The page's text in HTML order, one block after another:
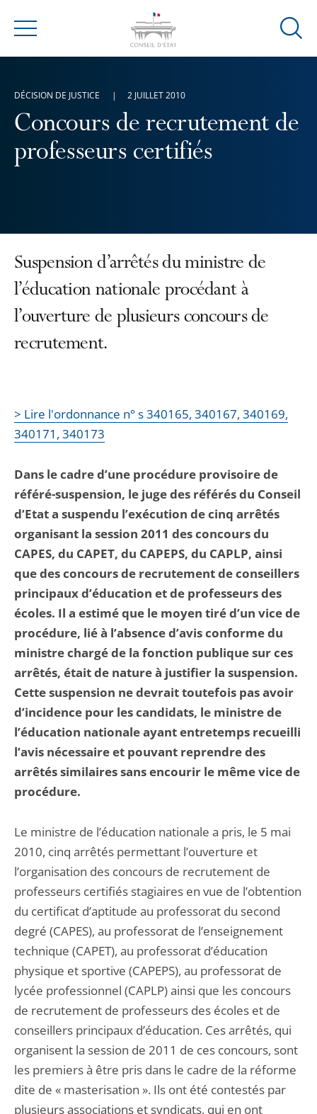
Menu
Ouvrir
Concours de recrutement de
professeurs certifiés
DÉCISION DE JUSTICE 2 JUILLET 2010
Suspension d’arrêtés du ministre de
l’éducation nationale procédant à
l’ouverture de plusieurs concours de
recrutement.
> Lire l'ordonnance n° s 340165, 340167, 340169,
340171, 340173
Dans le cadre d’une procédure provisoire de
référé-suspension, le juge des référés du Conseil
d’Etat a suspendu l’exécution de cinq arrêtés
organisant la session 2011 des concours du
CAPES, du CAPET, du CAPEPS, du CAPLP, ainsi
que des concours de recrutement de conseillers
principaux d’éducation et de professeurs des
écoles. Il a estimé que le moyen tiré d’un vice de
procédure, lié à l’absence d’avis conforme du
ministre chargé de la fonction publique sur ces
arrêtés, était de nature à justifier la suspension.
Cette suspension ne devrait toutefois pas avoir
d’incidence pour les candidats, le ministre de
l’éducation nationale ayant entretemps recueilli
l’avis nécessaire et pouvant reprendre des
arrêtés similaires sans encourir le même vice de
procédure.
Le ministre de l’éducation nationale a pris, le 5 mai
2010, cinq arrêtés permettant l’ouverture et
l’organisation des concours de recrutement de
professeurs certifiés stagiaires en vue de l’obtention
du certificat d’aptitude au professorat du second
degré (CAPES), au professorat de l’enseignement
technique (CAPET), au professorat d’éducation
physique et sportive (CAPEPS), au professorat de
lycée professionnel (CAPLP) ainsi que les concours
de recrutement de professeurs des écoles et de
conseillers principaux d’éducation. Ces arrêtés, qui
organisent la session de 2011 de ces concours, sont
les premiers à être pris dans le cadre de la réforme
dite de « masterisation ». Ils ont été contestés par
plusieurs associations et syndicats, qui en ont